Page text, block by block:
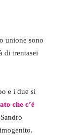
unione sono
di trentasei
e i due si
che c’è